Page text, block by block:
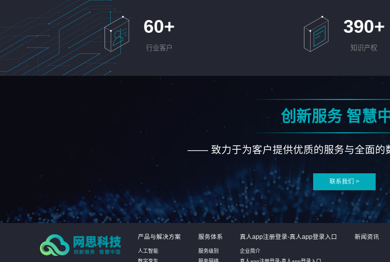
60+
行业客户
390+
知识产权
创新服务 智慧
—— 致力于为客户提供优质的服务与全面
联系我们 >
产品与解决方案
人工智能
服务体系
服务级别
真人app注册登录-真人app登录入口
企业简介
新闻资讯